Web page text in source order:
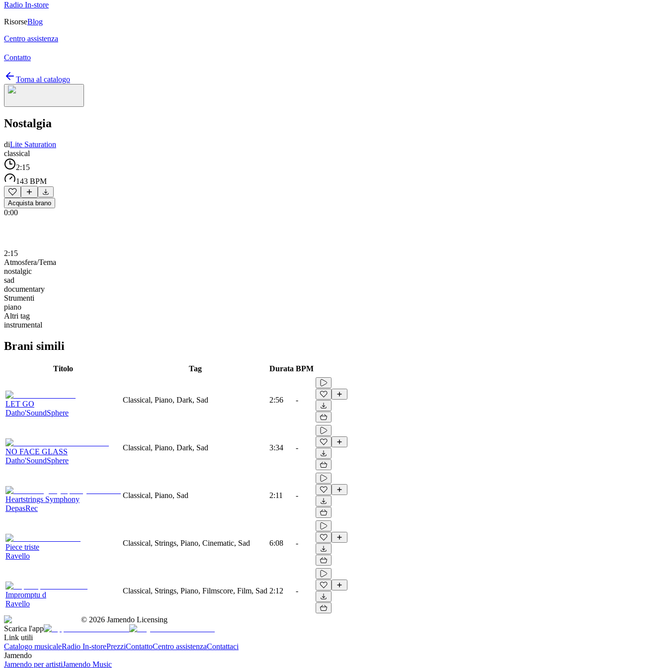
Radio In-store
RisorseBlog
Centro assistenza
Contatto
Torna al catalogo
Nostalgia
diLite Saturation
classical
2:15
143 BPM
Acquista brano
0:00
2:15
Atmosfera/Tema
nostalgic
sad
documentary
Strumenti
piano
Altri tag
instrumental
Brani simili
Titolo Tag Durata BPM
LET GO
Datho'SoundSphere
Classical, Piano, Dark, Sad 2:56 -
NO FACE GLASS
Datho'SoundSphere
Classical, Piano, Dark, Sad 3:34 -
Heartstrings Symphony
DepasRec
Classical, Piano, Sad 2:11 -
Piece triste
Ravello
Classical, Strings, Piano, Cinematic, Sad 6:08 -
Impromptu d
Ravello
Classical, Strings, Piano, Filmscore, Film, Sad 2:12 -
© 2026 Jamendo Licensing
Scarica l'app
Link utili
Catalogo musicaleRadio In-storePrezziContattoCentro assistenzaContattaci
Jamendo
Jamendo per artistiJamendo Music